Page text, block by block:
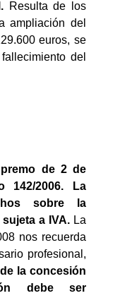
Resulta de los
ampliación del
euros, se
del
de 2 de
142/2006. La
sobre la
a IVA. La
nos recuerda
profesional,
la concesión
debe ser